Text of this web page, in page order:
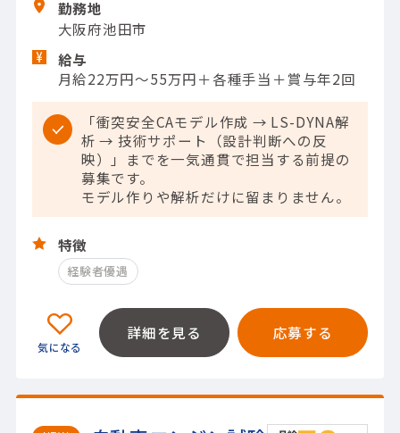
勤務地
大阪府池田市
給与
月給22万円～55万円＋各種手当＋賞与年2回
「衝突安全CAモデル作成 → LS-DYNA解
析 → 技術サポート（設計判断への反
映）」までを一気通貫で担当する前提の
募集です。
モデル作りや解析だけに留まりません。
特徴
経験者優遇
詳細を見る 応募する